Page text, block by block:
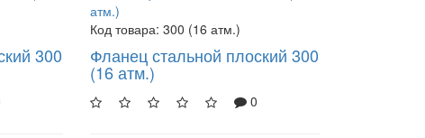
300
Код товара: 300 (16 атм.)
Фланец стальной плоский 300
(16 атм.)
0